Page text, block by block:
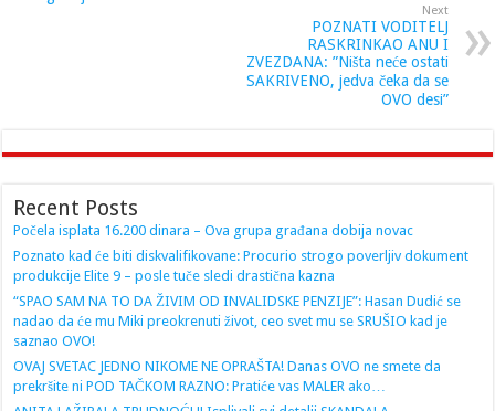
Next
POZNATI VODITELJ
RASKRINKAO ANU I
ZVEZDANA: ”Ništa neće ostati
SAKRIVENO, jedva čeka da se
OVO desi”
Recent Posts
Počela isplata 16.200 dinara – Ova grupa građana dobija novac
Poznato kad će biti diskvalifikovane: Procurio strogo poverljiv dokument
produkcije Elite 9 – posle tuče sledi drastična kazna
“SPAO SAM NA TO DA ŽIVIM OD INVALIDSKE PENZIJE”: Hasan Dudić se
nadao da će mu Miki preokrenuti život, ceo svet mu se SRUŠIO kad je
saznao OVO!
OVAJ SVETAC JEDNO NIKOME NE OPRAŠTA! Danas OVO ne smete da
prekršite ni POD TAČKOM RAZNO: Pratiće vas MALER ako…